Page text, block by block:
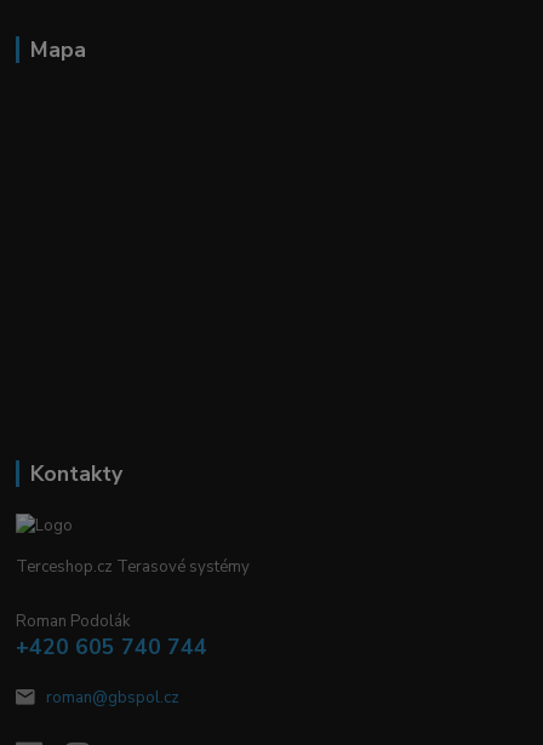
Mapa
Kontakty
Terceshop.cz Terasové systémy
Roman Podolák
+420 605 740 744
roman@gbspol.cz